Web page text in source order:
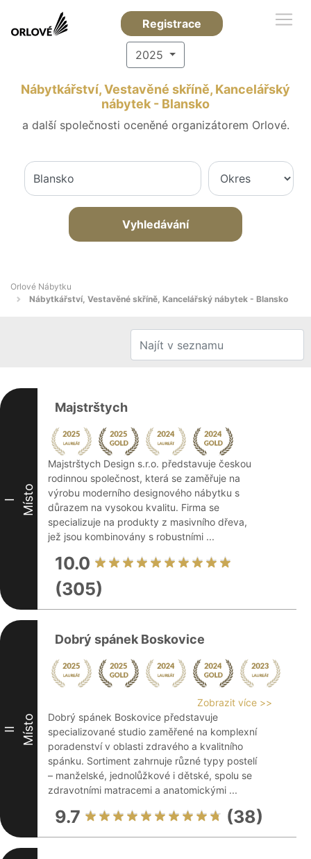
Registrace
2025
Nábytkářství, Vestavěné skříně, Kancelářský
nábytek - Blansko
a další společnosti oceněné organizátorem Orlové.
Vyhledávání
Orlové Nábytku
Nábytkářství, Vestavěné skříně, Kancelářský nábytek - Blansko
I Místo
Majstrštych
Majstrštych Design s.r.o. představuje českou
rodinnou společnost, která se zaměřuje na
výrobu moderního designového nábytku s
důrazem na vysokou kvalitu. Firma se
specializuje na produkty z masivního dřeva,
jež jsou kombinovány s robustními ...
10.0
(305)
II Místo
Dobrý spánek Boskovice
Zobrazit více >>
Dobrý spánek Boskovice představuje
specializované studio zaměřené na komplexní
poradenství v oblasti zdravého a kvalitního
spánku. Sortiment zahrnuje různé typy postelí
– manželské, jednolůžkové i dětské, spolu se
zdravotními matracemi a anatomickými ...
9.7 (38)